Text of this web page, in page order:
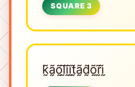
SQUARE 3
k̰̃ã̰õ̰l̰̃ḭ̃ḭ̃t̰̃ã̰d̰̃õ̰r̰̃ḭ̃